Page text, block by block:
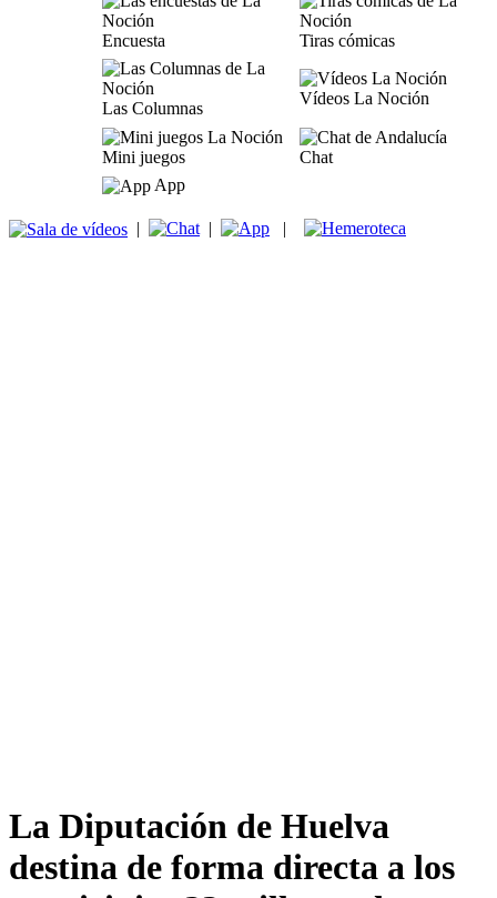
Encuesta Tiras cómicas
Las Columnas
Vídeos La Noción
Mini juegos
Chat
App
| | |
La Diputación de Huelva
destina de forma directa a los